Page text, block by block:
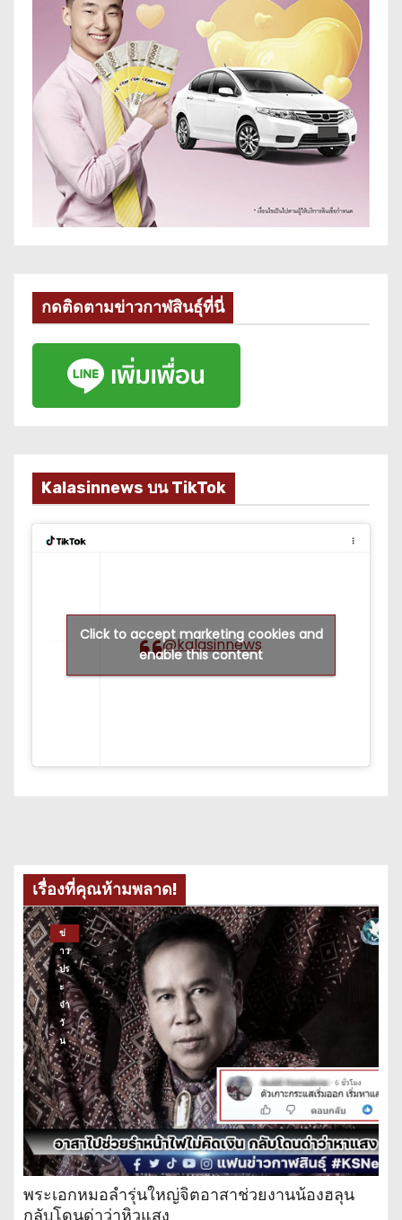
กดติดตามข่าวกาฬสินธุ์ที่นี่
Kalasinnews บน TikTok
@kalasinnews
Click to accept marketing cookies and
enable this content
เรื่องที่คุณห้ามพลาด!
ข่
าว
ปร
ะ
จำ
วั
น
พระเอกหมอลำรุ่นใหญ่จิตอาสาช่วยงานน้องฮลุน
กลับโดนด่าว่าหิวแสง